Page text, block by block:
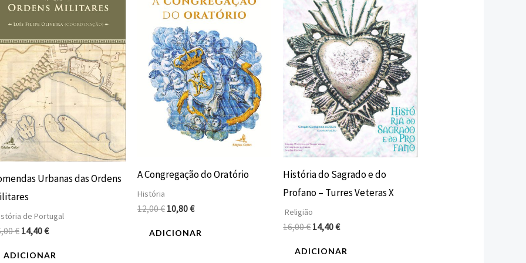
Urbanas das Ordens
de Portugal
€
era:
16,00 €.
14,40€
é:
14,40 €.
ADICIONAR
A Congregação do Oratório
História
12,00€
era:
12,00 €.
10,80€
é:
10,80 €.
ADICIONAR
História do Sagrado e do
Profano – Turres Veteras X
Religião
16,00€
era:
16,00 €.
14,40€
é:
14,40 €.
ADICIONAR